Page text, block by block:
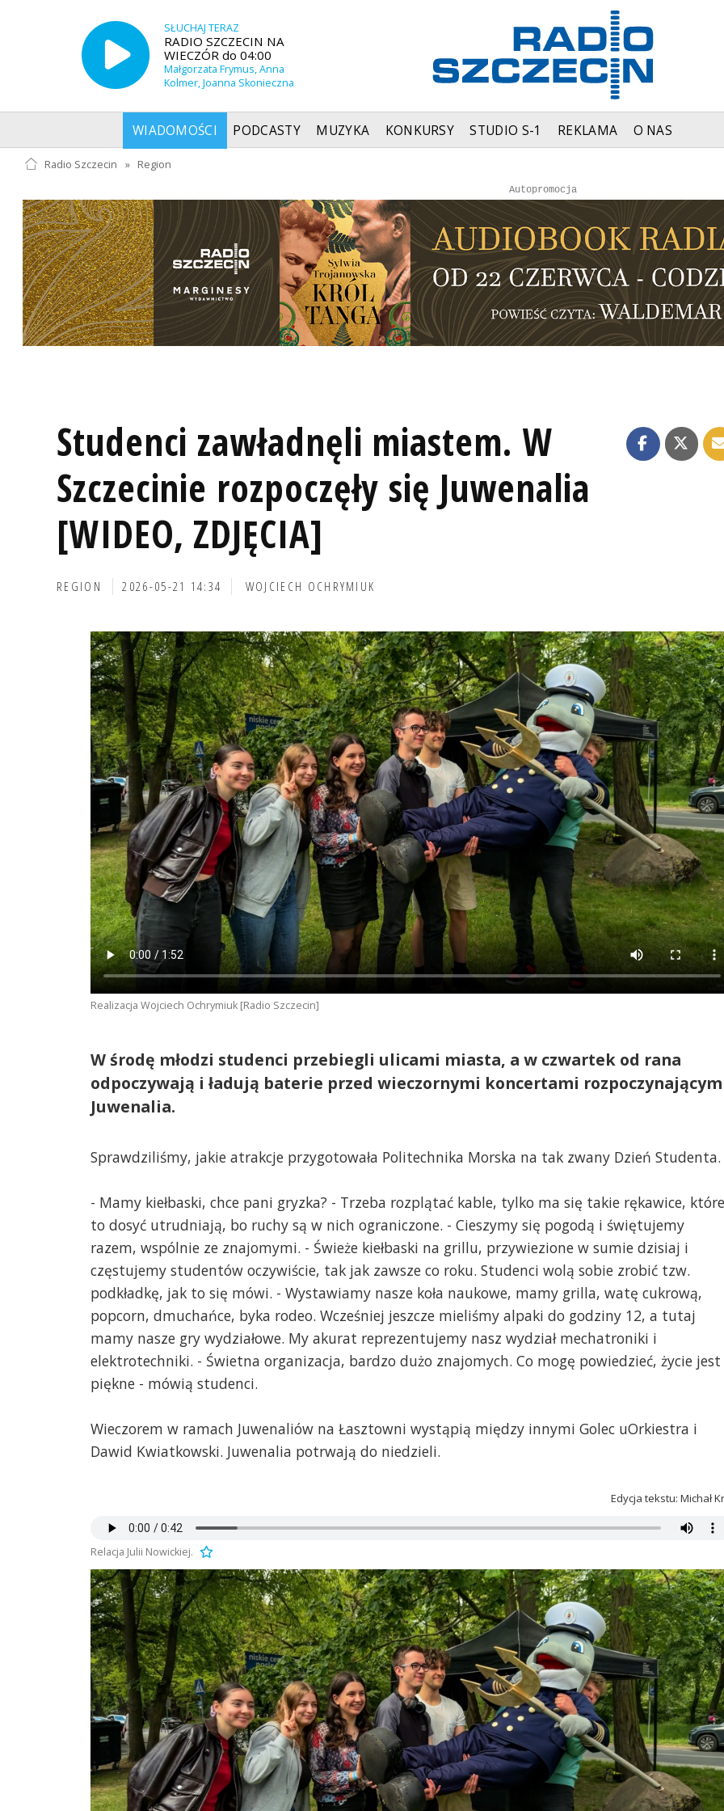
SŁUCHAJ TERAZ
RADIO SZCZECIN NA
WIECZÓR do 04:00
Małgorzata Frymus, Anna
Kolmer, Joanna Skonieczna
WIADOMOŚCI PODCASTY MUZYKA KONKURSY STUDIO S-1 REKLAMA O NAS
Radio Szczecin » Region
Autopromocja
Reklama
Autopromocja
Studenci zawładnęli miastem. W
Szczecinie rozpoczęły się Juwenalia
[WIDEO, ZDJĘCIA]
REGION 2026-05-21 14:34 WOJCIECH OCHRYMIUK
Realizacja Wojciech Ochrymiuk [Radio Szczecin]
W środę młodzi studenci przebiegli ulicami miasta, a w czwartek od rana
odpoczywają i ładują baterie przed wieczornymi koncertami
Juwenalia.
Sprawdziliśmy, jakie atrakcje przygotowała Politechnika Morska na tak zwany Dzień Studenta.
- Mamy kiełbaski, chce pani gryzka? - Trzeba rozplątać kable, tylko ma się takie rękawice, które
to dosyć utrudniają, bo ruchy są w nich ograniczone. - Cieszymy się pogodą i świętujemy
razem, wspólnie ze znajomymi. - Świeże kiełbaski na grillu, przywiezione w sumie dzisiaj i
częstujemy studentów oczywiście, tak jak zawsze co roku. Studenci wolą sobie zrobić tzw.
podkładkę, jak to się mówi. - Wystawiamy nasze koła naukowe, mamy grilla, watę cukrową,
popcorn, dmuchańce, byka rodeo. Wcześniej jeszcze mieliśmy alpaki do godziny 12, a tutaj
mamy nasze gry wydziałowe. My akurat reprezentujemy nasz wydział mechatroniki i
elektrotechniki. - Świetna organizacja, bardzo dużo znajomych. Co mogę powiedzieć, życie jest
piękne - mówią studenci.
Wieczorem w ramach Juwenaliów na Łasztowni wystąpią między innymi Golec uOrkiestra i
Dawid Kwiatkowski. Juwenalia potrwają do niedzieli.
Edycja tekstu: Michał
Relacja Julii Nowickiej.